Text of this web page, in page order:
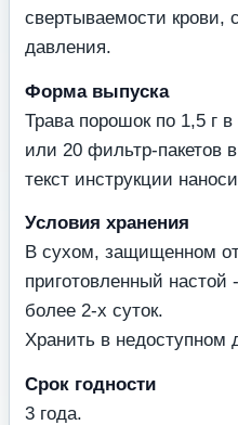
свертываемости крови,
давления.
Форма выпуска
Трава порошок по 1,5 г
или 20 фильтр-пакетов
текст инструкции
Условия хранения
В сухом, защищенном
приготовленный
более 2-х суток.
Хранить в недоступном
Срок годности
3 года.